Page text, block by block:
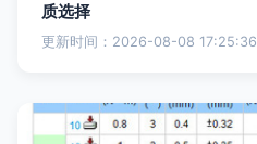
质选择
更新时间：2026-08-08 17:25:36